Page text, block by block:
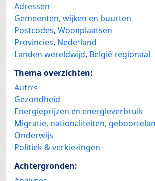
Adressen
Gemeenten, wijken en buurten
Postcodes, Woonplaatsen
Provincies, Nederland
Landen wereldwijd, België regionaal
Thema overzichten:
Auto’s
Gezondheid
Energieprijzen en energieverbruik
Migratie, nationaliteiten,
Onderwijs
Politiek & verkiezingen
Achtergronden: